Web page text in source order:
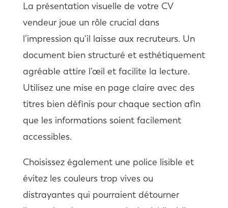
La présentation visuelle de votre CV
vendeur joue un rôle crucial dans
l’impression qu’il laisse aux recruteurs. Un
document bien structuré et esthétiquement
agréable attire l’œil et facilite la lecture.
Utilisez une mise en page claire avec des
titres bien définis pour chaque section afin
que les informations soient facilement
accessibles.
Choisissez également une police lisible et
évitez les couleurs trop vives ou
distrayantes qui pourraient détourner